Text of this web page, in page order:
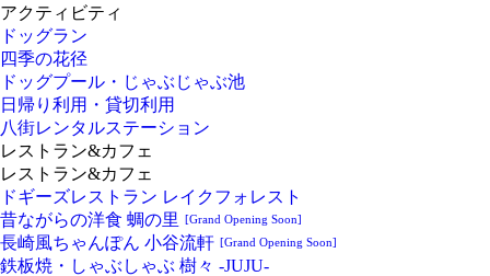
アクティビティ
ドッグラン
四季の花径
ドッグプール・じゃぶじゃぶ池
日帰り利用・貸切利用
八街レンタルステーション
レストラン&カフェ
レストラン&カフェ
ドギーズレストラン レイクフォレスト
昔ながらの洋食 蜩の里 [Grand Opening Soon]
長崎風ちゃんぽん 小谷流軒 [Grand Opening Soon]
鉄板焼・しゃぶしゃぶ 樹々 -JUJU-